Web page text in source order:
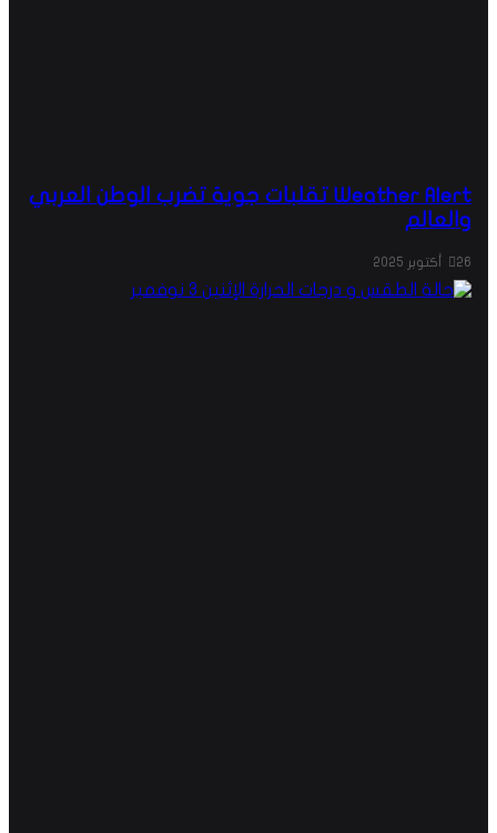
Weather Alert تقلبات جوية تضرب الوطن العربي
والعالم
26 أكتوبر 2025